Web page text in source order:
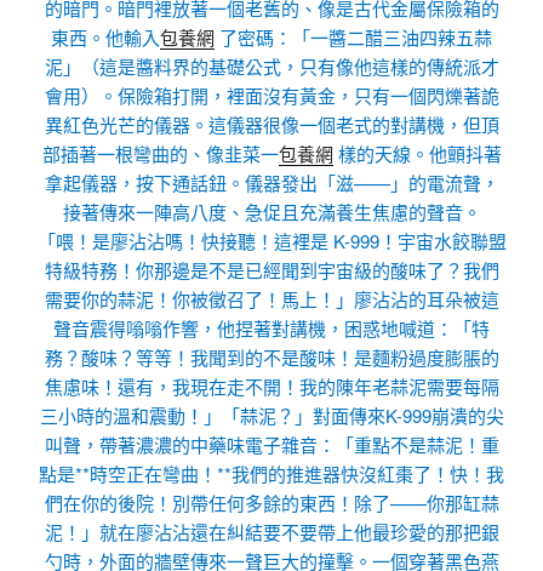
的暗門。暗門裡放著一個老舊的、像是古代金屬保險箱的
東西。他輸入包養網 了密碼：「一醬二醋三油四辣五蒜
泥」（這是醬料界的基礎公式，只有像他這樣的傳統派才
會用）。保險箱打開，裡面沒有黃金，只有一個閃爍著詭
異紅色光芒的儀器。這儀器很像一個老式的對講機，但頂
部插著一根彎曲的、像韭菜一包養網 樣的天線。他顫抖著
拿起儀器，按下通話鈕。儀器發出「滋——」的電流聲，
接著傳來一陣高八度、急促且充滿養生焦慮的聲音。
「喂！是廖沾沾嗎！快接聽！這裡是 K-999！宇宙水餃聯盟
特級特務！你那邊是不是已經聞到宇宙級的酸味了？我們
需要你的蒜泥！你被徵召了！馬上！」廖沾沾的耳朵被這
聲音震得嗡嗡作響，他捏著對講機，困惑地喊道：「特
務？酸味？等等！我聞到的不是酸味！是麵粉過度膨脹的
焦慮味！還有，我現在走不開！我的陳年老蒜泥需要每隔
三小時的溫和震動！」「蒜泥？」對面傳來K-999崩潰的尖
叫聲，帶著濃濃的中藥味電子雜音：「重點不是蒜泥！重
點是**時空正在彎曲！**我們的推進器快沒紅棗了！快！我
們在你的後院！別帶任何多餘的東西！除了——你那缸蒜
泥！」就在廖沾沾還在糾結要不要帶上他最珍愛的那把銀
勺時，外面的牆壁傳來一聲巨大的撞擊。一個穿著黑色燕